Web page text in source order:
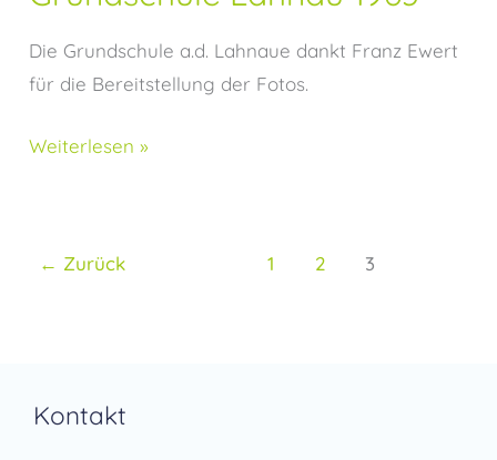
Die Grundschule a.d. Lahnaue dankt Franz Ewert
für die Bereitstellung der Fotos.
Weiterlesen »
← Zurück 1 2 3
Kontakt